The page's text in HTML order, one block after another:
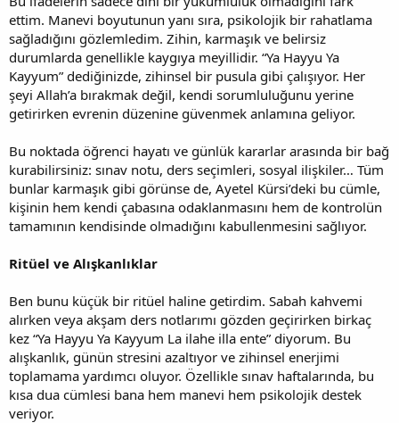
ettim. Manevi boyutunun yanı sıra, psikolojik bir rahatlama
sağladığını gözlemledim. Zihin, karmaşık ve belirsiz
durumlarda genellikle kaygıya meyillidir. “Ya Hayyu Ya
Kayyum” dediğinizde, zihinsel bir pusula gibi çalışıyor. Her
şeyi Allah’a bırakmak değil, kendi sorumluluğunu yerine
getirirken evrenin düzenine güvenmek anlamına geliyor.
Bu noktada öğrenci hayatı ve günlük kararlar arasında bir bağ
kurabilirsiniz: sınav notu, ders seçimleri, sosyal ilişkiler… Tüm
bunlar karmaşık gibi görünse de, Ayetel Kürsi’deki bu cümle,
kişinin hem kendi çabasına odaklanmasını hem de kontrolün
tamamının kendisinde olmadığını kabullenmesini sağlıyor.
Ritüel ve Alışkanlıklar
Ben bunu küçük bir ritüel haline getirdim. Sabah kahvemi
alırken veya akşam ders notlarımı gözden geçirirken birkaç
kez “Ya Hayyu Ya Kayyum La ilahe illa ente” diyorum. Bu
alışkanlık, günün stresini azaltıyor ve zihinsel enerjimi
toplamama yardımcı oluyor. Özellikle sınav haftalarında, bu
kısa dua cümlesi bana hem manevi hem psikolojik destek
veriyor.